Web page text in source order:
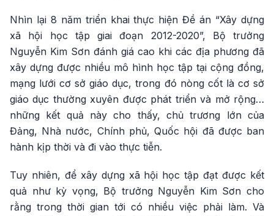
Nhìn lại 8 năm triển khai thực hiện Đề án “Xây dựng
xã hội học tập giai đoạn 2012-2020”, Bộ trưởng
Nguyễn Kim Sơn đánh giá cao khi các địa phương đã
xây dựng được nhiều mô hình học tập tại cộng đồng,
mạng lưới cơ sở giáo dục, trong đó nòng cốt là cơ sở
giáo dục thường xuyên được phát triển và mở rộng…
những kết quả này cho thấy, chủ trương lớn của
Đảng, Nhà nước, Chính phủ, Quốc hội đã được ban
hành kịp thời và đi vào thực tiễn.
Tuy nhiên, để xây dựng xã hội học tập đạt được kết
quả như kỳ vọng, Bộ trưởng Nguyễn Kim Sơn cho
rằng trong thời gian tới có nhiều việc phải làm. Và